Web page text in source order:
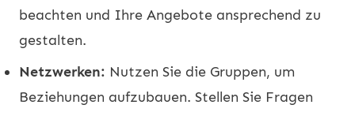
beachten und Ihre Angebote ansprechend zu
gestalten.
Netzwerken: Nutzen Sie die Gruppen, um
Beziehungen aufzubauen. Stellen Sie Fragen